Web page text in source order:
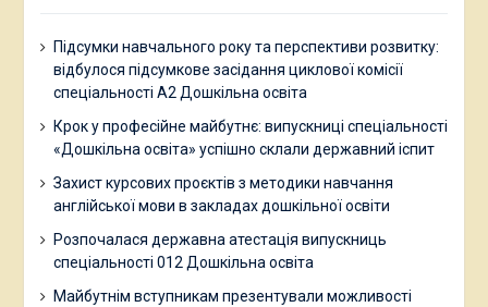
Підсумки навчального року та перспективи розвитку:
відбулося підсумкове засідання циклової комісії
спеціальності А2 Дошкільна освіта
Крок у професійне майбутнє: випускниці спеціальності
«Дошкільна освіта» успішно склали державний іспит
Захист курсових проєктів з методики навчання
англійської мови в закладах дошкільної освіти
Розпочалася державна атестація випускниць
спеціальності 012 Дошкільна освіта
Майбутнім вступникам презентували можливості